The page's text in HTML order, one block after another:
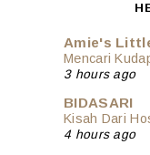
Amie's
Mencari
3 hours ago
BIDASARI
Kisah Dari
4 hours ago